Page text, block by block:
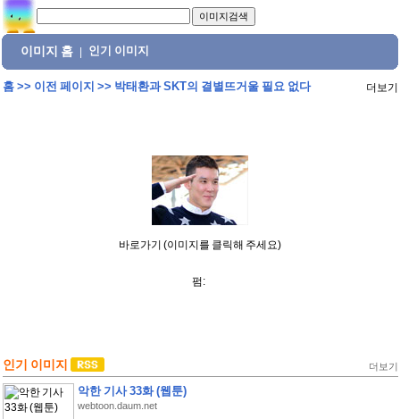
이미지 홈 인기 이미지
홈>> 이전 페이지 >> 박태환과 SKT의 결별뜨거울 필요 없다 더보기
바로가기 (이미지를 클릭해 주세요)
펌:
인기 이미지 더보기
악한 기사 33화 (웹툰)
webtoon.daum.net